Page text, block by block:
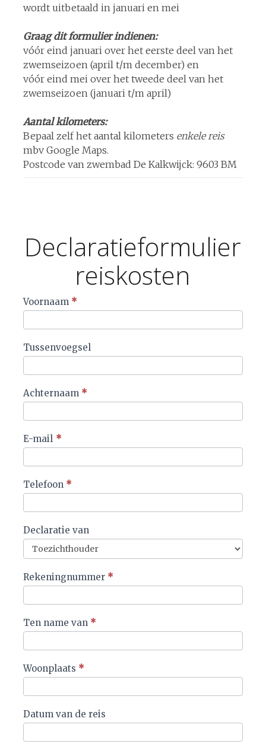
wordt uitbetaald in januari en mei
Graag dit formulier indienen:
vóór eind januari over het eerste deel van het
zwemseizoen (april t/m december) en
vóór eind mei over het tweede deel van het
zwemseizoen (januari t/m april)
Aantal kilometers:
Bepaal zelf het aantal kilometers enkele reis
mbv Google Maps.
Postcode van zwembad De Kalkwijck: 9603 BM
Declaratieformulier
reiskosten
Declaratieformulier
Voornaam *
Tussenvoegsel
Achternaam *
E-mail *
Telefoon *
Declaratie van
Rekeningnummer *
Ten name van *
Woonplaats *
Datum van de reis